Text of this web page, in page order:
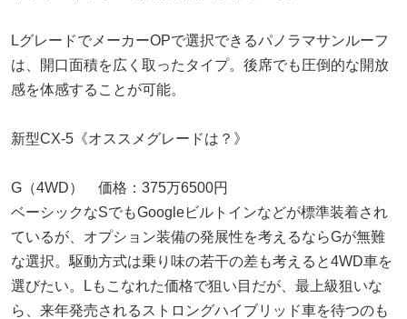
LグレードでメーカーOPで選択できるパノラマサンルーフ
は、開口面積を広く取ったタイプ。後席でも圧倒的な開放
感を体感することが可能。
新型CX-5《オススメグレードは？》
G（4WD） 価格：375万6500円
ベーシックなSでもGoogleビルトインなどが標準装着され
ているが、オプション装備の発展性を考えるならGが無難
な選択。駆動方式は乗り味の若干の差も考えると4WD車を
選びたい。Lもこなれた価格で狙い目だが、最上級狙いな
ら、来年発売されるストロングハイブリッド車を待つのも